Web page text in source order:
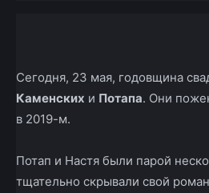
Сегодня, 23 мая, годовщина
Каменских и Потапа. Они
в 2019-м.
Потап и Настя были парой
тщательно скрывали свой